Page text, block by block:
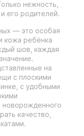
нежность,
его родителей.
— это особая
кожа ребёнка
шов, каждая
на
с плоскими
с удобными
новорожденного
качество,